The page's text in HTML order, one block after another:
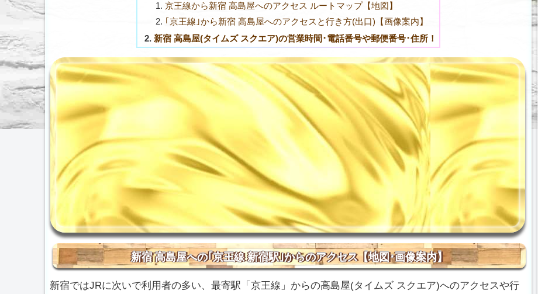
京王線から新宿 高島屋へのアクセス ルートマップ【地図】
｢京王線｣から新宿 高島屋へのアクセスと行き方(出口)【画像案内】
新宿 高島屋(タイムズ スクエア)の営業時間･電話番号や郵便番号･住所！
新宿 高島屋への｢京王線 新宿駅｣からのアクセス【地図･画像案内】
新宿ではJRに次いで利用者の多い、最寄駅「京王線」からの高島屋(タイムズ スクエア)へのアクセスや行